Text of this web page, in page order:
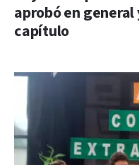
aprobó en
capítulo